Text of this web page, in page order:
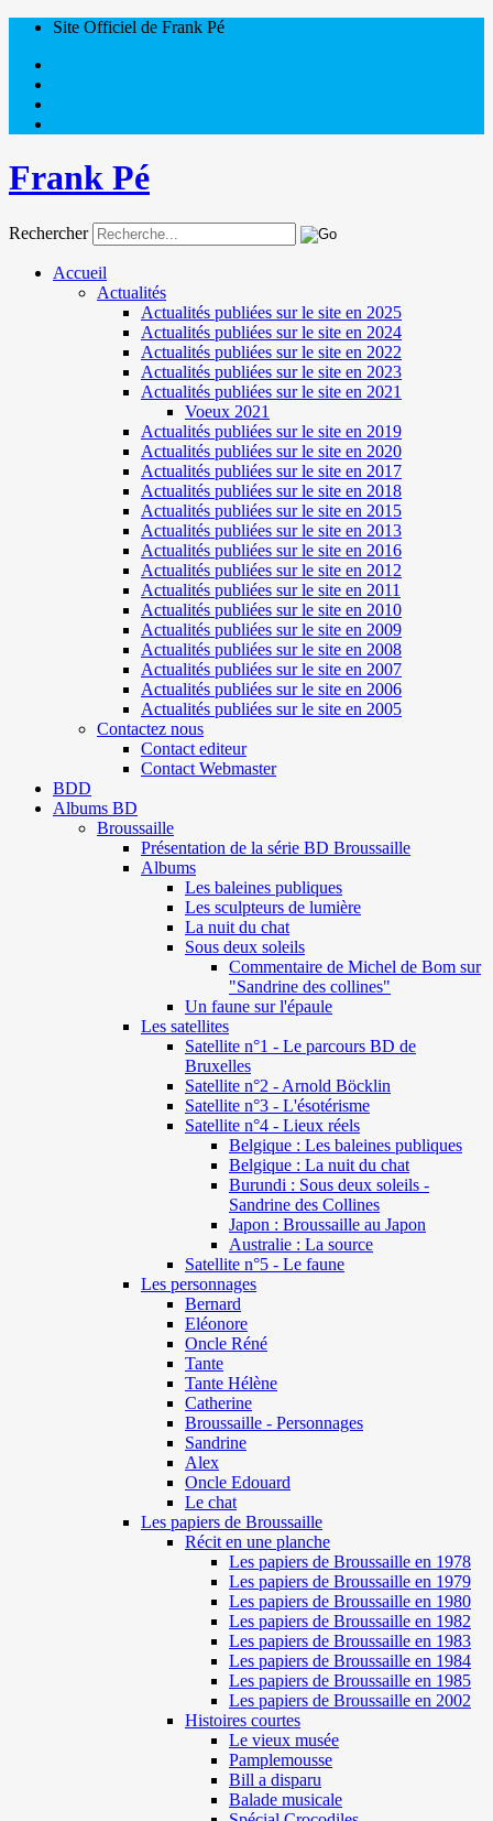
Site Officiel de Frank Pé
Frank Pé
Rechercher
Accueil
Actualités
Actualités publiées sur le site en 2025
Actualités publiées sur le site en 2024
Actualités publiées sur le site en 2022
Actualités publiées sur le site en 2023
Actualités publiées sur le site en 2021
Voeux 2021
Actualités publiées sur le site en 2019
Actualités publiées sur le site en 2020
Actualités publiées sur le site en 2017
Actualités publiées sur le site en 2018
Actualités publiées sur le site en 2015
Actualités publiées sur le site en 2013
Actualités publiées sur le site en 2016
Actualités publiées sur le site en 2012
Actualités publiées sur le site en 2011
Actualités publiées sur le site en 2010
Actualités publiées sur le site en 2009
Actualités publiées sur le site en 2008
Actualités publiées sur le site en 2007
Actualités publiées sur le site en 2006
Actualités publiées sur le site en 2005
Contactez nous
Contact editeur
Contact Webmaster
BDD
Albums BD
Broussaille
Présentation de la série BD Broussaille
Albums
Les baleines publiques
Les sculpteurs de lumière
La nuit du chat
Sous deux soleils
Commentaire de Michel de Bom sur
"Sandrine des collines"
Un faune sur l'épaule
Les satellites
Satellite n°1 - Le parcours BD de
Bruxelles
Satellite n°2 - Arnold Böcklin
Satellite n°3 - L'ésotérisme
Satellite n°4 - Lieux réels
Belgique : Les baleines publiques
Belgique : La nuit du chat
Burundi : Sous deux soleils -
Sandrine des Collines
Japon : Broussaille au Japon
Australie : La source
Satellite n°5 - Le faune
Les personnages
Bernard
Eléonore
Oncle Réné
Tante
Tante Hélène
Catherine
Broussaille - Personnages
Sandrine
Alex
Oncle Edouard
Le chat
Les papiers de Broussaille
Récit en une planche
Les papiers de Broussaille en 1978
Les papiers de Broussaille en 1979
Les papiers de Broussaille en 1980
Les papiers de Broussaille en 1982
Les papiers de Broussaille en 1983
Les papiers de Broussaille en 1984
Les papiers de Broussaille en 1985
Les papiers de Broussaille en 2002
Histoires courtes
Le vieux musée
Pamplemousse
Bill a disparu
Balade musicale